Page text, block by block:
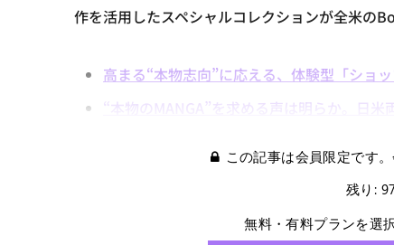
作を活用したスペシャルコレクションが全米の
高まる“本物志向”に応える、体験型「ショ
“本物のMANGA”を求める声は明らか。日米
この記事は会員限定です
残り:
無料・有料プランを選